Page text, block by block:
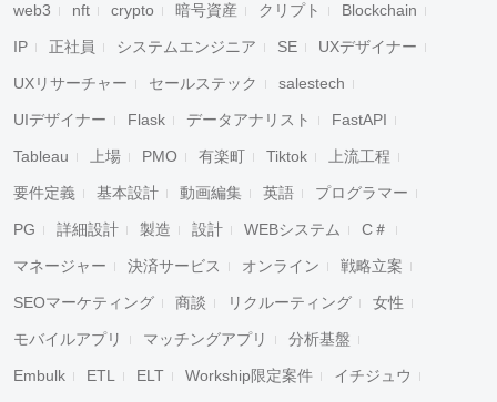
web3 nft crypto 暗号資産 クリプト Blockchain
IP 正社員 システムエンジニア SE UXデザイナー
UXリサーチャー セールステック salestech
UIデザイナー Flask データアナリスト FastAPI
Tableau 上場 PMO 有楽町 Tiktok 上流工程
要件定義 基本設計 動画編集 英語 プログラマー
PG 詳細設計 製造 設計 WEBシステム C＃
マネージャー 決済サービス オンライン 戦略立案
SEOマーケティング 商談 リクルーティング 女性
モバイルアプリ マッチングアプリ 分析基盤
Embulk ETL ELT Workship限定案件 イチジュウ